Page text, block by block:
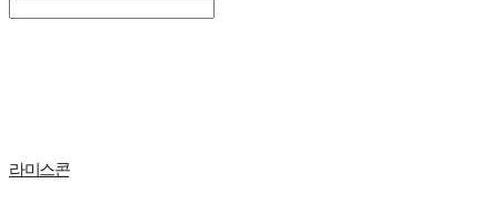
라미스콘